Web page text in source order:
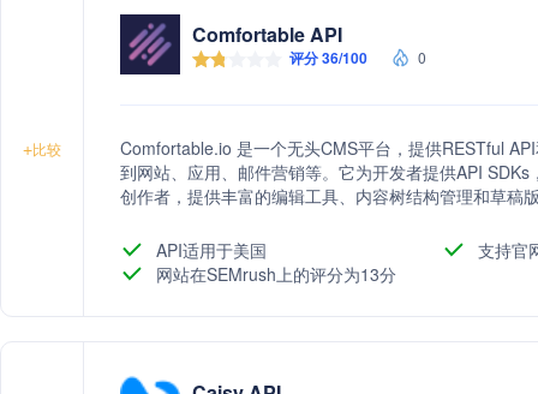
+比较
Comfortable API
评分 36/100 0
Comfortable.io 是一个无头CMS平台，提供RESTful
到网站、应用、邮件营销等。它为开发者提供API
创作者，提供丰富的编辑工具、内容树结构管理和草稿
API适用于美国
支持官
网站在SEMrush上的评分为13分